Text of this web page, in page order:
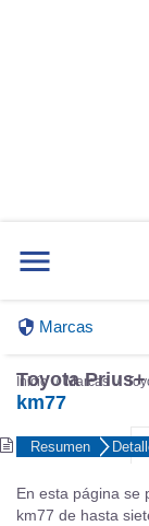
Marcas
Inicio Marcas
Toyota
km77
Resumen
En esta página se
km77 de hasta